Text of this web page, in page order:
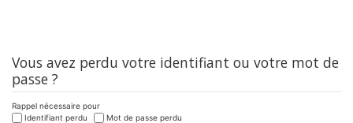
Vous avez perdu votre identifiant ou votre mot de
passe ?
Rappel nécessaire pour
Identifiant perdu
Mot de passe perdu